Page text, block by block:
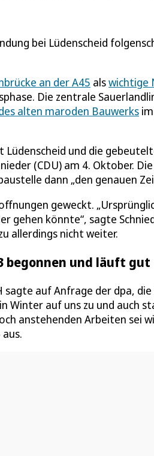
bei Lüdenscheid
an der A45 alswichtige
Die zentrale
alten maroden Bauwerks
Lüdenscheid und die
(CDU) am 4. Oktober.
dann „den genauen
geweckt.
gehen könnte“, sagte
allerdings nicht weiter.
begonnen und läuft gut
sagte auf Anfrage der dpa,
Winter auf uns zu und auch
anstehenden Arbeiten